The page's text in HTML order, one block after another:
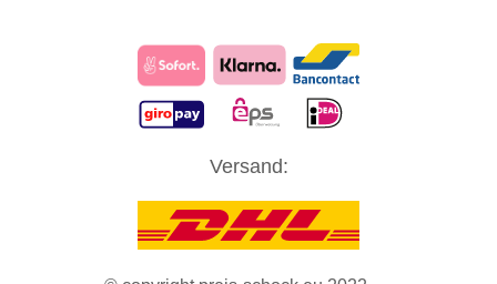
zu Ihren Rechten als Benutzer finden Sie in unserer
Cookies zu akzeptieren und direkt unsere Website besuchen zu
ZUSTIMMUNG
Versand: